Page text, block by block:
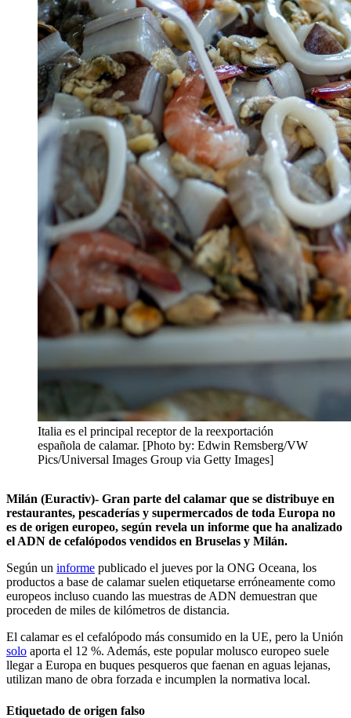
Italia es el principal receptor de la reexportación
española de calamar. [Photo by: Edwin Remsberg/VW
Pics/Universal Images Group via Getty Images]
Milán (Euractiv)- Gran parte del calamar que se distribuye en
restaurantes, pescaderías y supermercados de toda Europa no
es de origen europeo, según revela un informe que ha analizado
el ADN de cefalópodos vendidos en Bruselas y Milán.
Según un informe publicado el jueves por la ONG Oceana, los
productos a base de calamar suelen etiquetarse erróneamente como
europeos incluso cuando las muestras de ADN demuestran que
proceden de miles de kilómetros de distancia.
El calamar es el cefalópodo más consumido en la UE, pero la Unión
solo aporta el 12 %. Además, este popular molusco europeo suele
llegar a Europa en buques pesqueros que faenan en aguas lejanas,
utilizan mano de obra forzada e incumplen la normativa local.
Etiquetado de origen falso